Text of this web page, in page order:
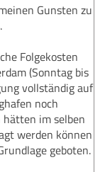
Gunsten zu
Folgekosten
(Sonntag bis
vollständig auf
noch
hätten im selben
werden können
geboten.